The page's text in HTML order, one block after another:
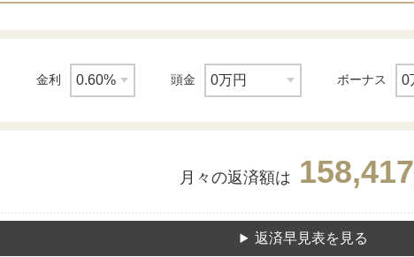
金利 頭金 ボーナス
月々の返済額は 158,417
返済早見表を見る